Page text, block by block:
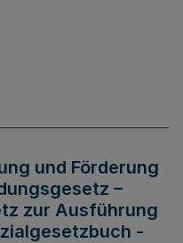
und Förderung
–
zur Ausführung
-